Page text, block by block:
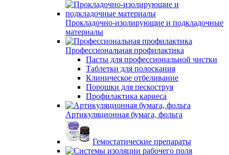
Прокладочно-изолирующие и подкладочные
материалы
Профессиональная профилактика
Пасты для профессиональной чистки
Таблетки для полоскания
Клиническое отбеливание
Порошки для пескоструя
Профилактика кариеса
Артикуляционная бумага, фольга
Гемостатические препараты